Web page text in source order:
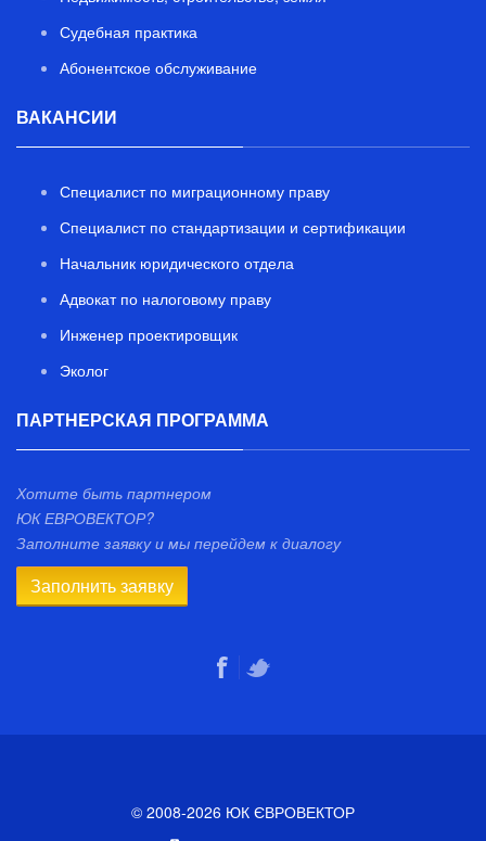
Судебная практика
Абонентское обслуживание
ВАКАНСИИ
Специалист по миграционному праву
Специалист по стандартизации и сертификации
Начальник юридического отдела
Адвокат по налоговому праву
Инженер проектировщик
Эколог
ПАРТНЕРСКАЯ ПРОГРАММА
Хотите быть партнером
ЮК ЕВРОВЕКТОР?
Заполните заявку и мы перейдем к диалогу
Заполнить заявку
© 2008-2026 ЮК ЄВРОВЕКТОР